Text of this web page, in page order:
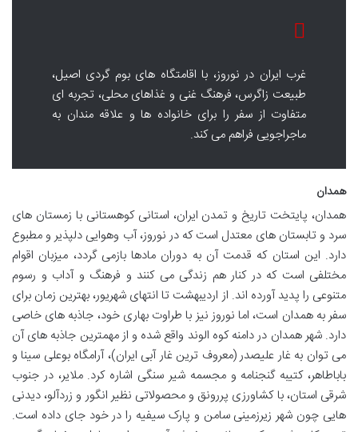
غرب ایران در نوروز، با اقامتگاه های بوم گردی اصیل،
طبیعت زاگرس، فرهنگ غنی و غذاهای محلی، تجربه ای
متفاوت از سفر را برای خانواده ها و علاقه مندان به
ماجراجویی فراهم می کند.
همدان
همدان، پایتخت تاریخ و تمدن ایران، استانی کوهستانی با زمستان های
سرد و تابستان های معتدل است که در نوروز، آب وهوایی دلپذیر و مطبوع
دارد. این استان که قدمت آن به دوران مادها بازمی گردد، میزبان اقوام
مختلفی است که در کنار هم زندگی می کنند و فرهنگ و آداب و رسوم
متنوعی را پدید آورده اند. از اردیبهشت تا انتهای شهریور، بهترین زمان برای
سفر به همدان است، اما نوروز نیز با طراوت بهاری خود، جاذبه های خاصی
دارد. شهر همدان در دامنه کوه الوند واقع شده و از مهمترین جاذبه های آن
می توان به غار علیصدر (معروف ترین غار آبی ایران)، آرامگاه بوعلی سینا و
باباطاهر، کتیبه گنجنامه و مجسمه شیر سنگی اشاره کرد. ملایر، در جنوب
شرقی استان، با کشاورزی پررونق و محصولاتی نظیر انگور و زردآلو، دیدنی
هایی چون شهر زیرزمینی سامن و پارک سیفیه را در خود جای داده است.